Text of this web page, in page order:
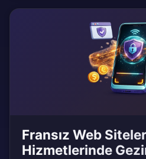
Fransız Web
Hizmetlerinde